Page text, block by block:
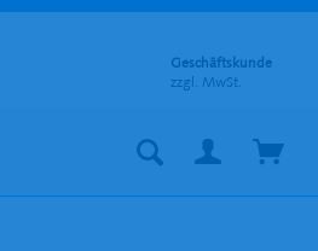
Geschäftskunde
zzgl. MwSt.